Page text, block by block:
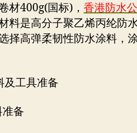
材400g(国标)， 香港防水
料是高分子聚乙烯丙纶防
择高弹柔韧性防水涂料，
及工具准备
备